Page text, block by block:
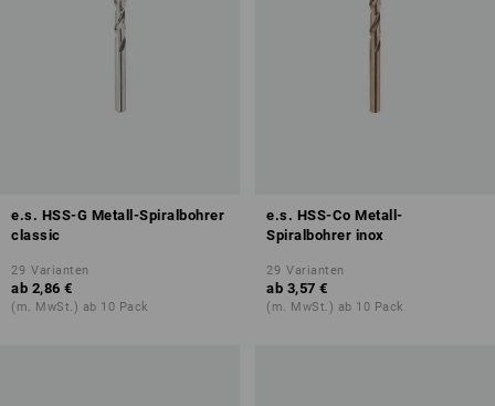
e.s. HSS-G Metall-Spiralbohrer
classic
29 Varianten
ab 2,86 €
(m. MwSt.) ab 10 Pack
e.s. HSS-Co Metall-
Spiralbohrer inox
29 Varianten
ab 3,57 €
(m. MwSt.) ab 10 Pack